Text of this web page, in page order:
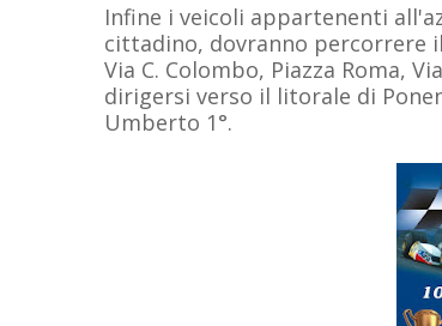
Infine i veicoli appartenenti
cittadino, dovranno percorrere
Via C. Colombo, Piazza Roma,
dirigersi verso il litorale di
Umberto 1°.